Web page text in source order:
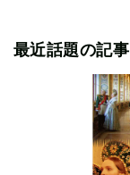
最近話題の記事